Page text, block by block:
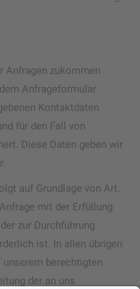
Anfragen zukommen
Anfrageformular
Kontaktdaten
für den Fall von
Diese Daten geben wir
auf Grundlage von Art.
mit der Erfüllung
zur Durchführung
ist. In allen übrigen
berechtigten
der an uns